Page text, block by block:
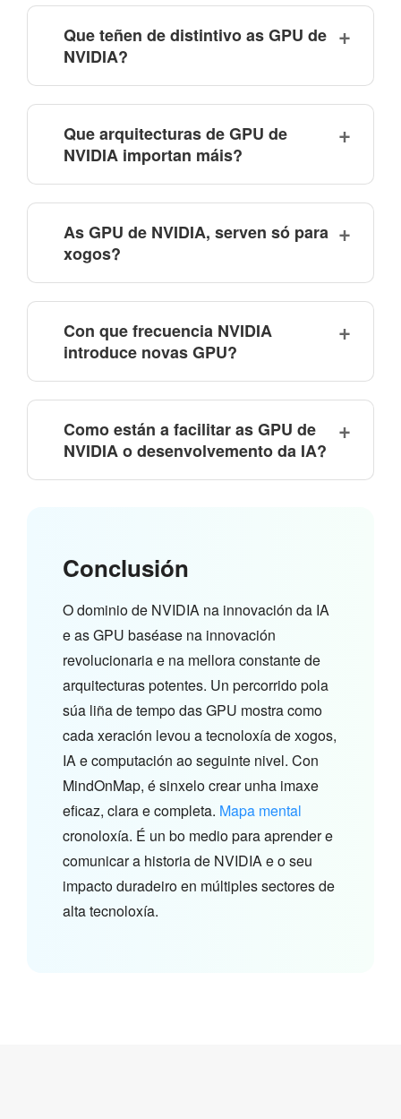
Que teñen de distintivo as GPU de
NVIDIA?
Que arquitecturas de GPU de
NVIDIA importan máis?
As GPU de NVIDIA, serven só para
xogos?
Con que frecuencia NVIDIA
introduce novas GPU?
Como están a facilitar as GPU de
NVIDIA o desenvolvemento da IA?
Conclusión
O dominio de NVIDIA na innovación da IA
e as GPU baséase na innovación
revolucionaria e na mellora constante de
arquitecturas potentes. Un percorrido pola
súa liña de tempo das GPU mostra como
cada xeración levou a tecnoloxía de xogos,
IA e computación ao seguinte nivel. Con
MindOnMap, é sinxelo crear unha imaxe
eficaz, clara e completa. Mapa mental
cronoloxía. É un bo medio para aprender e
comunicar a historia de NVIDIA e o seu
impacto duradeiro en múltiples sectores de
alta tecnoloxía.